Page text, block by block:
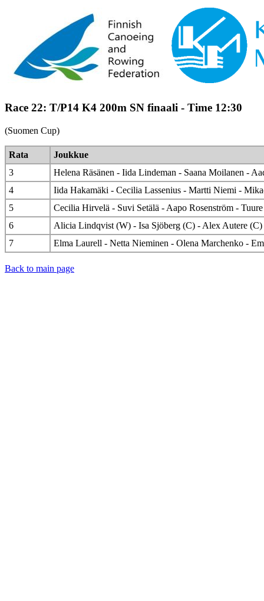
Race 22: T/P14 K4 200m SN finaali - Time 12:30
(Suomen Cup)
Rata
Joukkue
3
Helena Räsänen - Iida Lindeman - Saana Moilanen -
4
Iida Hakamäki - Cecilia Lassenius - Martti Niemi -
5
Cecilia Hirvelä - Suvi Setälä - Aapo Rosenström -
6
Alicia Lindqvist (W) - Isa Sjöberg (C) - Alex Autere
7
Elma Laurell - Netta Nieminen - Olena Marchenko -
Back to main page